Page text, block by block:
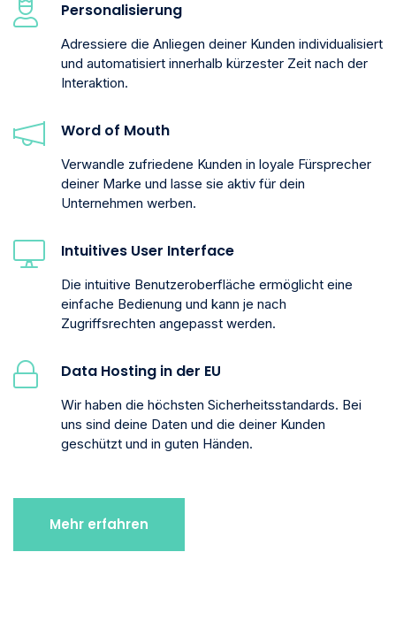
Personalisierung
Adressiere die Anliegen deiner Kunden individualisiert
und automatisiert innerhalb kürzester Zeit nach der
Interaktion.
Word of Mouth
Verwandle zufriedene Kunden in loyale Fürsprecher
deiner Marke und lasse sie aktiv für dein
Unternehmen werben.
Intuitives User Interface
Die intuitive Benutzeroberfläche ermöglicht eine
einfache Bedienung und kann je nach
Zugriffsrechten angepasst werden.
Data Hosting in der EU
Wir haben die höchsten Sicherheitsstandards. Bei
uns sind deine Daten und die deiner Kunden
geschützt und in guten Händen.
Mehr erfahren